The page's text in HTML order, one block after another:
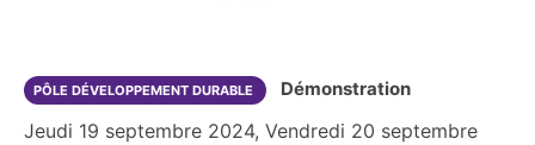
PÔLE DÉVELOPPEMENT DURABLE Démonstration
Jeudi 19 septembre 2024, Vendredi 20 septembre